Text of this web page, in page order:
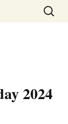
Zoeken
naar:
2024